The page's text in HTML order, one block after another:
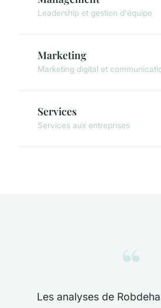
Leadership et gestion d'équipe
Marketing
Marketing digital et
Services
Services aux entreprises
“
Les analyses de